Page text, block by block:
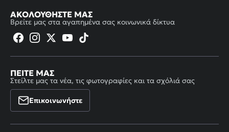
ΑΚΟΛΟΥΘΉΣΤΕ ΜΑΣ
Βρείτε μας στα αγαπημένα σας κοινωνικά δίκτυα
ΠΕΊΤΕ ΜΑΣ
Στείλτε μας τα νέα, τις φωτογραφίες και τα σχόλιά σας
Επικοινωνήστε